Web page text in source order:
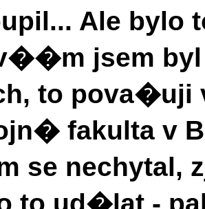
Ale bylo
jsem byl
to
fakulta v
se